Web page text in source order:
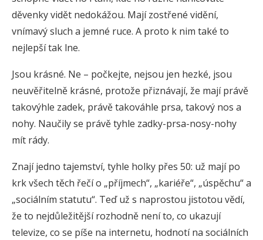
děvenky vidět nedokážou. Mají zostřené vidění,
vnímavý sluch a jemné ruce. A proto k nim také to
nejlepší tak lne.
Jsou krásné. Ne – počkejte, nejsou jen hezké, jsou
neuvěřitelně krásné, protože přiznávají, že mají právě
takovýhle zadek, právě takováhle prsa, takový nos a
nohy. Naučily se právě tyhle zadky-prsa-nosy-nohy
mít rády.
Znají jedno tajemství, tyhle holky přes 50: už mají po
krk všech těch řečí o „příjmech“, „kariéře“, „úspěchu“ a
„sociálním statutu“. Teď už s naprostou jistotou vědí,
že to nejdůležitější rozhodně není to, co ukazují
televize, co se píše na internetu, hodnotí na sociálních